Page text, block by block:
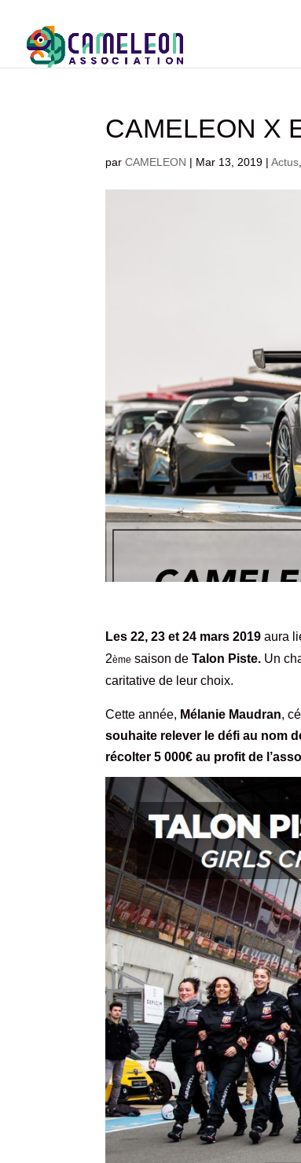
CAMELEON X
parCAMELEON | Mar 13, 2019 |Actus
Les 22, 23 et 24 mars 2019 aura
2ème saison deTalon Piste. Un
caritative de leur choix.
Cette année, Mélanie Maudran,
souhaite relever le défi au nom
récolter 5 000€ au profit de